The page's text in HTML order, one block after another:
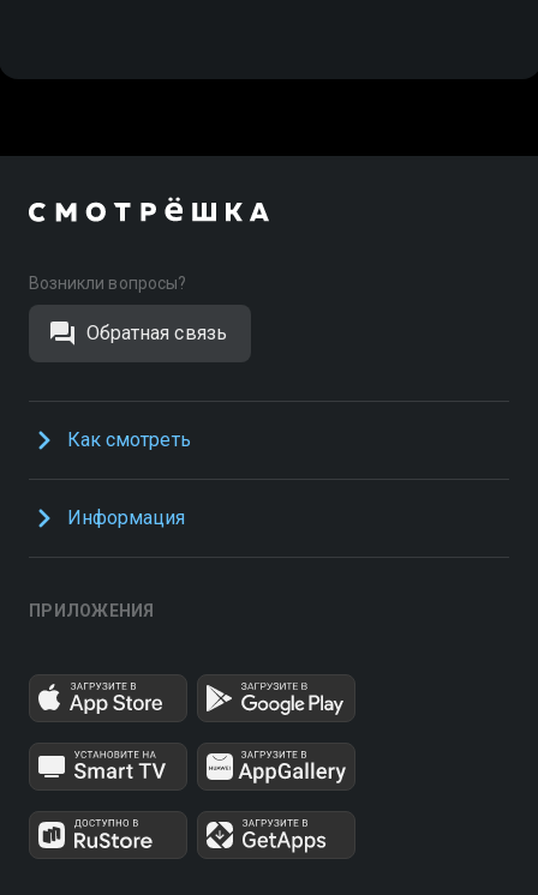
Возникли вопросы?
Обратная связь
Как смотреть
Информация
ПРИЛОЖЕНИЯ